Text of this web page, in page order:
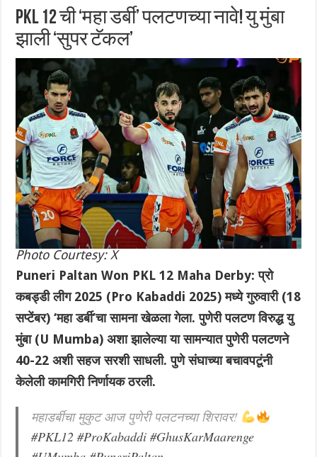
PKL 12 ची ‘महा डर्बी’ पलटणच्या नावे! यु मुंबा
झाली ‘सुपर टॅकल’
Photo Courtesy: X
Puneri Paltan Won PKL 12 Maha Derby: प्रो
कबड्डी लीग 2025 (Pro Kabaddi 2025) मध्ये गुरुवारी ‌(18
सप्टेंबर) ‘महा डर्बी’चा सामना खेळला गेला. पुणेरी पलटण विरुद्ध यु
मुंबा (U Mumba) अशा झालेल्या या सामन्यात पुणेरी पलटणने
40-22 अशी सहज सरशी साधली. पुणे संघाच्या बचावपटूंनी
केलेली कामगिरी निर्णायक ठरली.
महाडर्बीचा मुकुट आज पुणेरी पलटनच्या शिरावर!
#PKL12 #ProKabaddi #GhusKarMaarenge